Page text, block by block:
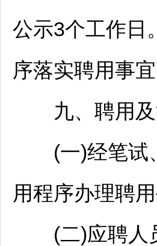
公示3个工作日
序落实聘用事宜
九、聘用及
(一)经笔试、
用程序办理聘用
(二)应聘人员